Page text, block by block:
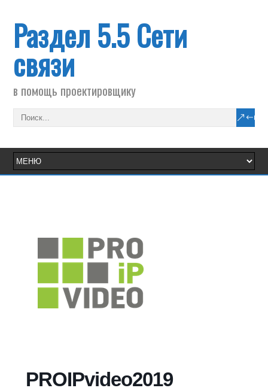
Раздел 5.5 Сети
связи
в помощь проектировщику
PROIPvideo2019